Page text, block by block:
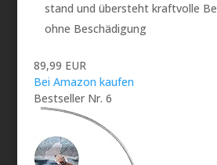
stand und übersteht kraftvolle
ohne Beschädigung
89,99 EUR
Bei Amazon kaufen
Bestseller Nr. 6